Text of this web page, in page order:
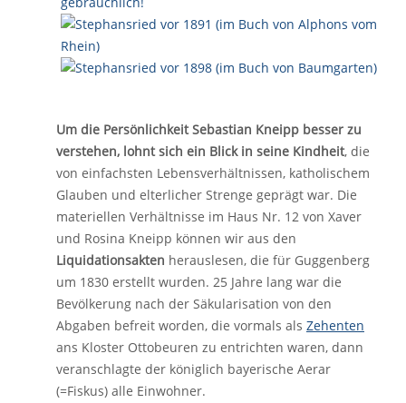
Um die Persönlichkeit Sebastian Kneipp besser zu
verstehen, lohnt sich ein Blick in seine Kindheit, die
von einfachsten Lebensverhältnissen, katholischem
Glauben und elterlicher Strenge geprägt war. Die
materiellen Verhältnisse im Haus Nr. 12 von Xaver
und Rosina Kneipp können wir aus den
Liquidationsakten herauslesen, die für Guggenberg
um 1830 erstellt wurden. 25 Jahre lang war die
Bevölkerung nach der Säkularisation von den
Abgaben befreit worden, die vormals als Zehenten
ans Kloster Ottobeuren zu entrichten waren, dann
veranschlagte der königlich bayerische Aerar
(=Fiskus) alle Einwohner.